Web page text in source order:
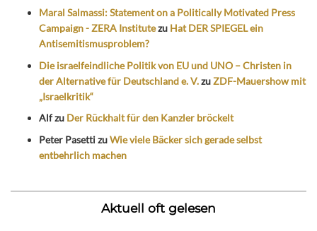
Maral Salmassi: Statement on a Politically Motivated Press
Campaign - ZERA Institutezu Hat DER SPIEGEL ein
Antisemitismusproblem?
Die israelfeindliche Politik von EU und UNO – Christen in
der Alternative für Deutschland e. V.zuZDF-Mauershow mit
„Israelkritik“
Alfzu Der Rückhalt für den Kanzler bröckelt
Peter PasettizuWie viele Bäcker sich gerade selbst
entbehrlich machen
Aktuell oft gelesen